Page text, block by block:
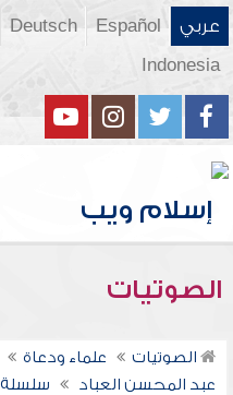
عربي Español
Deutsch
Indonesia
الصوتيات
الصوتيات علماء ودعاة
عبد المحسن العباد